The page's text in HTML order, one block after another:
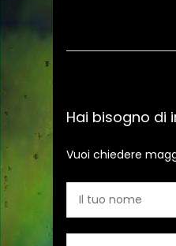
Hai bisogno di
Vuoi chiedere